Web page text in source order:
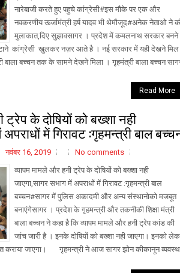
नारेबाजी करते हुए पहुचे कांग्रेसी#इस मौके पर एक और
नवकरणीय ऊर्जामंत्री हर्ष यादव भी थेमौजूद#अनेक नेताओ ने
मुलाकात,दिए सुझावसागर । प्रदेश में कमलनाथ सरकार बनने
कांग्रेसी खुलकर नज़र आते है । नई सरकार में यही देखने मिल
बाला बच्चन तक के सामने देखने मिला । गृहमंत्री बाला बच्चन
Read More
के दोषियों को बख्शा नही
में गिरावट :गृहमन्त्री बाल
नवंबर 16, 2019
No comments
व्यापम मामले और हनी ट्रेप के दोषियों को बख्शा नही
जाएगा,सागर सभाग में अपराधों में गिरावट :गृहमन्त्री बाल
बच्चन#सागर में पुलिस अकादमी और अन्य संस्थानोको मजबूत
बनाएंगेसागर । प्रदेश के गृहमन्त्री और तकनीकी शिक्षा मंत्री
बाला बच्चन ने कहा है कि व्यापम मामले और हनी ट्रेप कांड की
जांच जारी है । इनके दोषियों को बख्शा नही जाएगा। इनको
कराया जाएगा। गृहमन्त्री ने आज सागर झोन कीकानून